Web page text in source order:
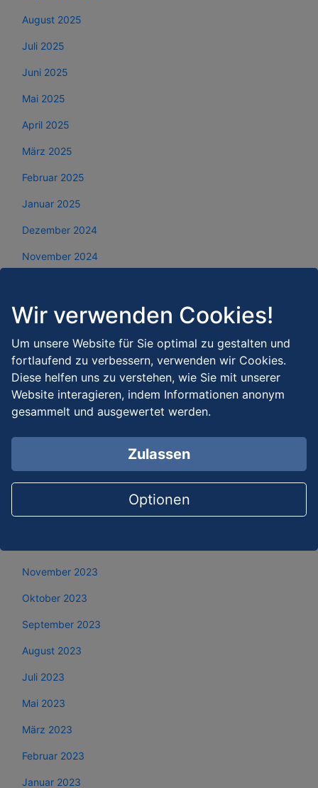
August 2025
Juli 2025
Juni 2025
Mai 2025
April 2025
März 2025
Februar 2025
Januar 2025
Dezember 2024
November 2024
September 2024
Juli 2024
Juni 2024
Mai 2024
April 2024
Januar 2024
November 2023
Oktober 2023
September 2023
August 2023
Juli 2023
Mai 2023
März 2023
Februar 2023
Januar 2023
Wir verwenden Cookies!
Um unsere Website für Sie optimal zu gestalten und
fortlaufend zu verbessern, verwenden wir Cookies.
Diese helfen uns zu verstehen, wie Sie mit unserer
Website interagieren, indem Informationen anonym
gesammelt und ausgewertet werden.
Zulassen
Optionen